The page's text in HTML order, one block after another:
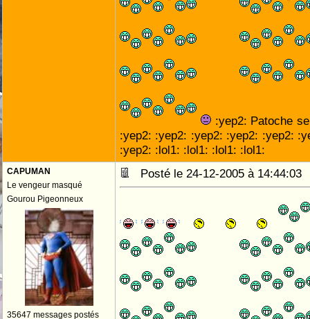
:yep2: Patoche
:yep2: :yep2: :yep2: :yep2: :yep2:
:yep2: :lol1: :lol1: :lol1: :lol1:
CAPUMAN
Le vengeur masqué
Gourou Pigeonneux
35647 messages postés
Posté le 24-12-2005 à